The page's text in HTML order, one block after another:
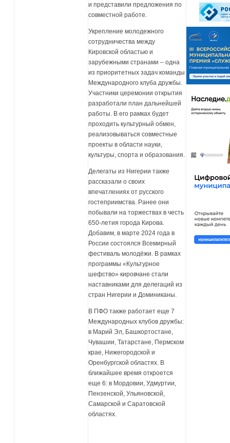
и представили предложения по
совместной работе.
Укрепление молодежного
сотрудничества между
Кировской областью и
зарубежными странами – одна
из приоритетных задач команды
Международного клуба дружбы.
Участники церемонии открытия
разработали план дальнейшей
работы. В его рамках будет
проходить культурный обмен,
реализовываться совместные
проекты в области науки,
культуры, спорта и образования.
Делегаты из Нигерии также
рассказали о своих
впечатлениях от русского
гостеприимства. Ранее они
побывали на торжествах в честь
650-летия города Кирова.
Добавим, в марте 2024 года в
России состоялся Всемирный
фестиваль молодёжи. В рамках
программы «Культурное
шефство» кировчане стали
наставниками для делегаций из
стран Нигерии и Доминиканы.
В ПФО также работает еще 7
Международных клубов дружбы:
в Марий Эл, Башкортостане,
Чувашии, Татарстане, Пермском
крае, Нижегородской и
Оренбургской областях. В
ближайшее время откроется
еще 6: в Мордовии, Удмуртии,
Пензенской, Ульяновской,
Самарской и Саратовской
областях.